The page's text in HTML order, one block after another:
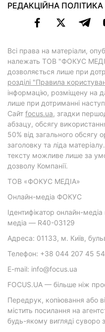
РЕДАКЦІЙНА ПОЛІТИКА
Всі права на матеріали,
належать ТОВ "ФОКУС
дозволяється лише при
розділі "Правила
інформацію, розміщену на
лише при дотриманні
Cайт focus.ua, згадки
абзацу, обсягу
50% від загального обсягу
заголовку та ліда
тексту можливе лише за
дозволу Компанії.
ТОВ «ФОКУС МЕДІА»
Онлайн-медіа ФОКУС
Ідентифікатор онлайн-медіа
медіа — R40-03129
Адреса: 01133, м. Київ,
Телефон: +38 044 207 45 54
E-mail: info@focus.ua
FOCUS.UA — більше ніж
Передрук, копіювання або
містить посилання на
будь-якому вигляді суворо